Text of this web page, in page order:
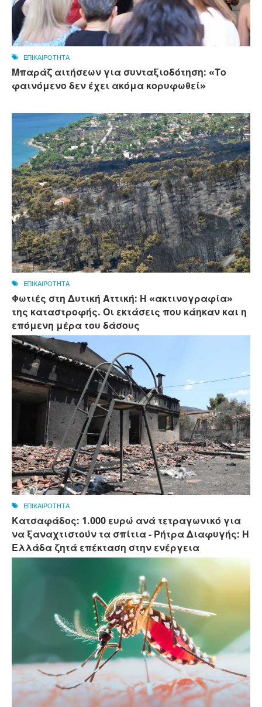
ΕΠΙΚΑΙΡΟΤΗΤΑ
Μπαράζ αιτήσεων για συνταξιοδότηση: «Το
φαινόμενο δεν έχει ακόμα κορυφωθεί»
ΕΠΙΚΑΙΡΟΤΗΤΑ
Φωτιές στη Δυτική Αττική: Η «ακτινογραφία»
της καταστροφής. Οι εκτάσεις που κάηκαν και η
επόμενη μέρα του δάσους
ΕΠΙΚΑΙΡΟΤΗΤΑ
Κατσαφάδος: 1.000 ευρώ ανά τετραγωνικό για
να ξαναχτιστούν τα σπίτια - Ρήτρα Διαφυγής: Η
Ελλάδα ζητά επέκταση στην ενέργεια